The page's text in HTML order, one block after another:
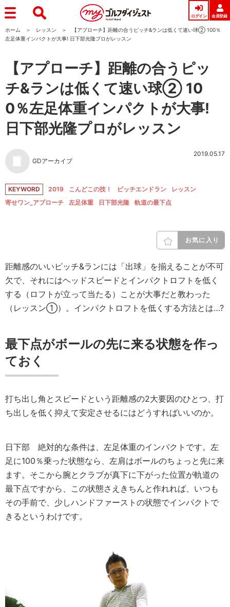
ログイン 会員登録
ホーム レッスン
【アプローチ】距離の合うピッチ&ランは低くて速い球② 100％
左足体重インパクトが大事! 日下部光隆プロがレッスン
【アプローチ】距離の合うピッ
チ&ランは低くて速い球② 10
0％左足体重インパクトが大事!
日下部光隆プロがレッスン
GDアーカイブ
2019.05.17
KEYWORD 2019 こんどこの技！ ピッチエンドラン
レッスン
寄せワン_アプローチ
左足体重 日下部光隆 軌道の最下点
お気に入り
距離感のいいピッチ&ランには「出球」を揃えることが不可
欠で、それにはヘッドスピードとインパクトロフトを低く
する（ロフトが立って当たる）ことが大事だと教わった
（レッスン①）。インパクトロフトを低くする方法とは…?
最下点がボールの先に来る状態を作っ
ておく
打ち出し角とスピードという距離感の2大要因のひとつ、打
ち出しを低く抑えて安定させるにはどうすればいいのか。
日下部 絶対的な条件は、左足体重のインパクトです。左
足に100％乗った状態なら、左肩はボールのちょっと先に来
ます。そこから腕とクラブが真下に下がった位置が軌道の
最下点ですから、この状態さえきちんと作れれば、いつも
その手前で、少しハンドファーストの状態でインパクトで
きるというわけです。